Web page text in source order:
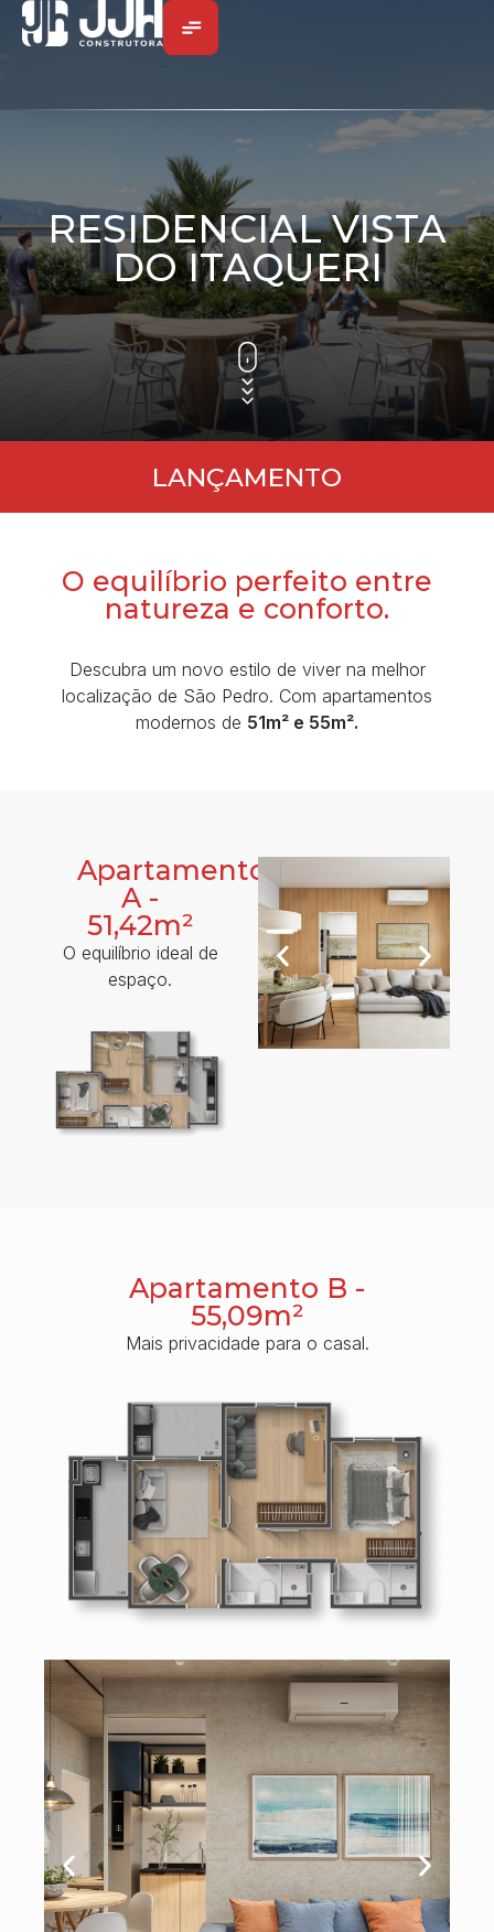
RESIDENCIAL VISTA
DO ITAQUERI
LANÇAMENTO
O equilíbrio perfeito entre
natureza e conforto.
Descubra um novo estilo de viver na melhor
localização de São Pedro. Com apartamentos
modernos de 51m² e 55m².
Apartamento
A -
51,42m²
O equilíbrio ideal de
espaço.
Apartamento B -
55,09m²
Mais privacidade para o casal.